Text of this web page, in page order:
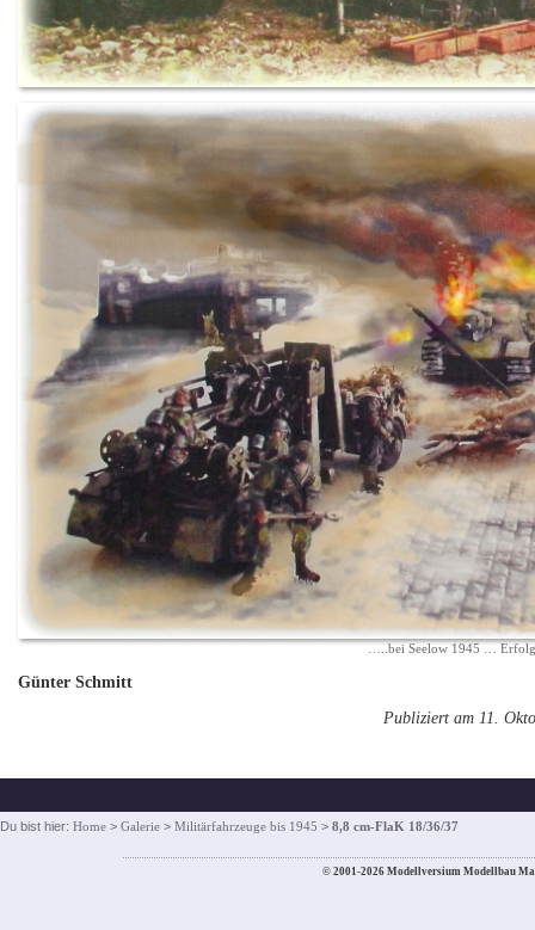
…..bei Seelow 1945 …
Günter Schmitt
Publiziert am 11.
Du bist hier: Home > Galerie > Militärfahrzeuge bis 1945 > 8,8 cm-FlaK 18/36/37
© 2001-2026 Modellversium Modellbau